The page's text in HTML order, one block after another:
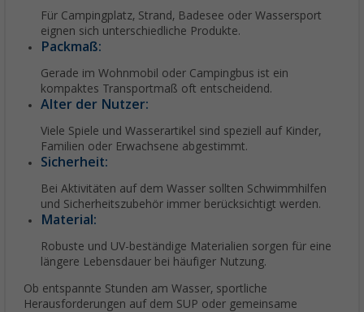
Für Campingplatz, Strand, Badesee oder Wassersport
eignen sich unterschiedliche Produkte.
Packmaß:
Gerade im Wohnmobil oder Campingbus ist ein
kompaktes Transportmaß oft entscheidend.
Alter der Nutzer:
Viele Spiele und Wasserartikel sind speziell auf Kinder,
Familien oder Erwachsene abgestimmt.
Sicherheit:
Bei Aktivitäten auf dem Wasser sollten Schwimmhilfen
und Sicherheitszubehör immer berücksichtigt werden.
Material:
Robuste und UV-beständige Materialien sorgen für eine
längere Lebensdauer bei häufiger Nutzung.
Ob entspannte Stunden am Wasser, sportliche
Herausforderungen auf dem SUP oder gemeinsame